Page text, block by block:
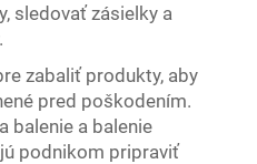
sledovať zásielky a
zabaliť produkty, aby
pred poškodením.
balenie a balenie
podnikom pripraviť